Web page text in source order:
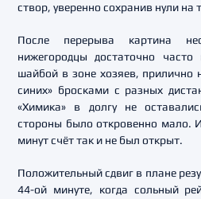
створ, уверенно сохранив нули на
После перерыва картина
нижегородцы достаточно
шайбой в зоне хозяев, прилично
синих» бросками с разных
«Химика» в долгу не
стороны было откровенно мало.
минут счёт так и не был открыт.
Положительный сдвиг в плане
44-ой минуте, когда сольный